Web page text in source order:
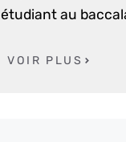
étudiant au
VOIR PLUS